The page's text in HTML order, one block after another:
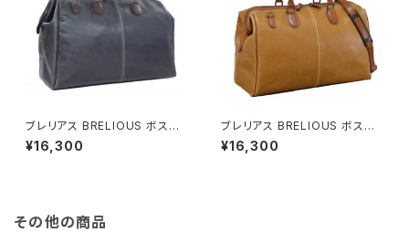
ブレリアス BRELIOUS ボスト
ンバッグ 10440-1H メンズ ブラ
ック
¥16,300
ブレリアス BRELIOUS ボスト
ンバッグ 10440-10H メンズ キ
ャメル
¥16,300
その他の商品